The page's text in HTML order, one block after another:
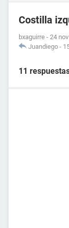
Costilla
bxaguirre - 24
Juandiego -
11